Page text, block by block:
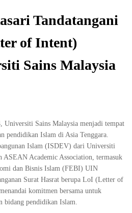
Tandatangani
of Intent)
Sains Malaysia
Universiti Sains Malaysia menjadi tempat
pendidikan Islam di Asia Tenggara.
Islam (ISDEV) dari Universiti
ASEAN Academic Association, termasuk
dan Bisnis Islam (FEBI) UIN
Surat Hasrat berupa LoI (Letter of
komitmen bersama untuk
bidang pendidikan Islam.